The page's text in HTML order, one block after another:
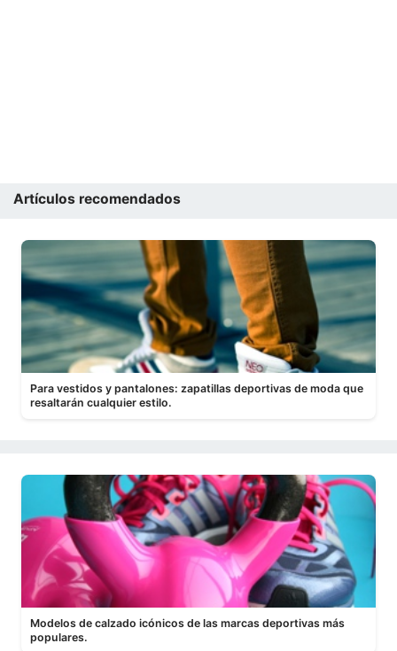
Artículos recomendados
Para vestidos y pantalones: zapatillas deportivas de moda que
resaltarán cualquier estilo.
Modelos de calzado icónicos de las marcas deportivas más
populares.